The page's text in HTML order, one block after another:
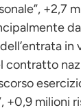
+2,7
in
contratto
+0,9 milioni